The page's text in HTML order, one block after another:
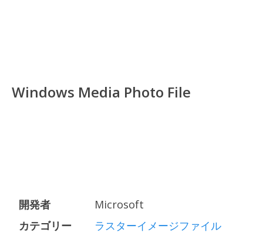
Windows Media Photo File
開発者
Microsoft
カテゴリー
ラスターイメージファイル